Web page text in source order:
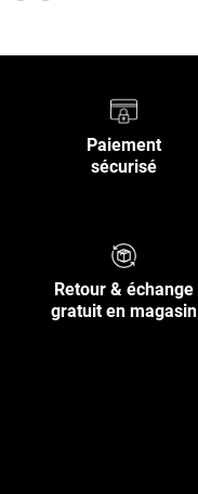
Paiement
sécurisé
Retour & échange
gratuit en magasin